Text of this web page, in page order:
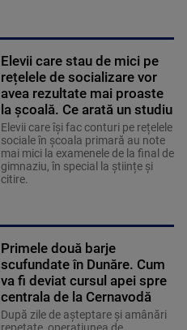
Elevii care stau de mici pe
rețelele de socializare vor
avea rezultate mai proaste
la școală. Ce arată un studiu
Elevii care îşi fac conturi pe rețelele
sociale în școala primară au note
mai mici la examenele de la final de
gimnaziu, în special la științe și
citire.
Primele două barje
scufundate în Dunăre. Cum
va fi deviat cursul apei spre
centrala de la Cernavodă
După zile de așteptare și amânări